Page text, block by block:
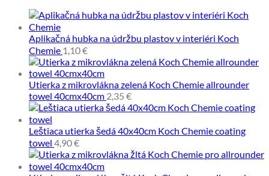
Aplikačná hubka na údržbu plastov v interiéri Koch
Chemie 1,10€
Utierka z mikrovlákna zelená Koch Chemie allrounder
towel 40cmx40cm 2,35 €
Leštiaca utierka šedá 40x40cm Koch Chemie coating
towel 4,90€